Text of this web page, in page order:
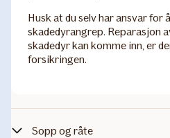
Husk at du selv har ansvar for
skadedyrangrep. Reparasjon
skadedyr kan komme inn, er
forsikringen.
Sopp og råte